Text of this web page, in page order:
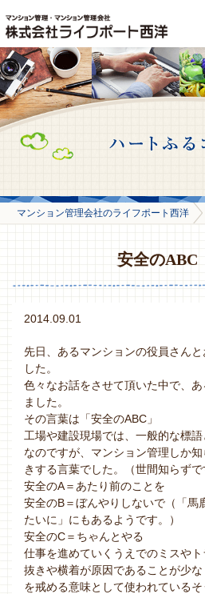
マンション管理会社のライフポート西洋
安全のABC
2014.09.01
先日、あるマンションの役員さん
した。
色々なお話をさせて頂いた中で、
ました。
その言葉は「安全のABC」
工場や建設現場では、一般的な標
なのですが、マンション管理しか
きする言葉でした。（世間知らずで
安全のA＝あたり前のことを
安全のB＝ぼんやりしないで（「馬
たいに」にもあるようです。）
安全のC＝ちゃんとやる
仕事を進めていくうえでのミスや
抜きや横着が原因であることが少
を戒める意味として使われているそ